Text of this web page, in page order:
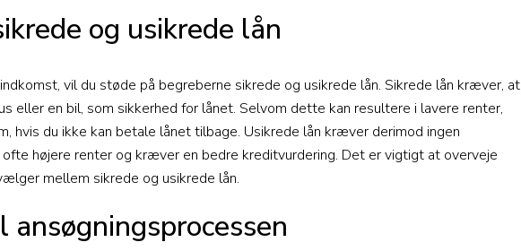
og usikrede lån
vil du støde på begreberne sikrede og usikrede lån. Sikrede lån kræver, at
eller en bil, som sikkerhed for lånet. Selvom dette kan resultere i lavere renter,
hvis du ikke kan betale lånet tilbage. Usikrede lån kræver derimod ingen
højere renter og kræver en bedre kreditvurdering. Det er vigtigt at overveje
mellem sikrede og usikrede lån.